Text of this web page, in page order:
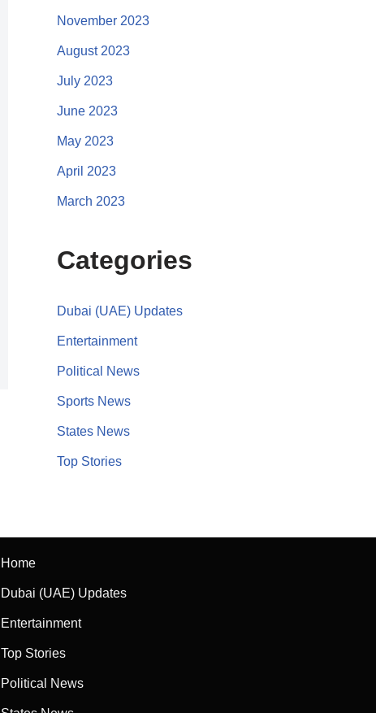
November 2023
August 2023
July 2023
June 2023
May 2023
April 2023
March 2023
Categories
Dubai (UAE) Updates
Entertainment
Political News
Sports News
States News
Top Stories
Home
Dubai (UAE) Updates
Entertainment
Top Stories
Political News